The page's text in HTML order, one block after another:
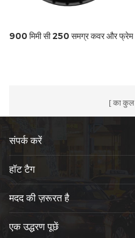
900 मिमी सी 250 समग्र कवर और फ्रेम
का कुल
संपर्क करें
हॉट टैग
मदद की ज़रूरत है
एक उद्धरण पूछें